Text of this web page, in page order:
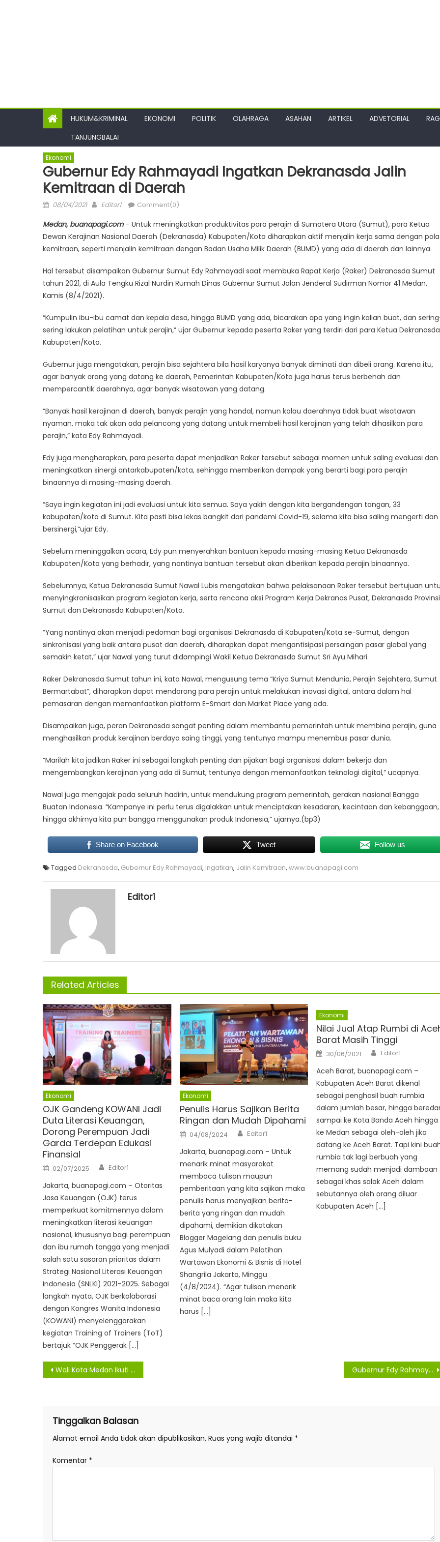
HUKUM&KRIMINAL EKONOMI POLITIK OLAHRAGA ASAHAN ARTIKEL ADVETORIAL
TANJUNGBALAI
Ekonomi
Gubernur Edy Rahmayadi Ingatkan Dekranasda Jalin
Kemitraan di Daerah
Posted
08/04/2021 Author
Editor1 Comment(0)
Medan, buanapagi.com– Untuk meningkatkan produktivitas para perajin di Sumatera Utara (Sumut), para Ketua
Dewan Kerajinan Nasional Daerah (Dekranasda) Kabupaten/Kota diharapkan aktif menjalin kerja sama dengan pola
kemitraan, seperti menjalin kemitraan dengan Badan Usaha Milik Daerah (BUMD) yang ada di daerah dan lainnya.
Hal tersebut disampaikan Gubernur Sumut Edy Rahmayadi saat membuka Rapat Kerja (Raker) Dekranasda Sumut
tahun 2021, di Aula Tengku Rizal Nurdin Rumah Dinas Gubernur Sumut Jalan Jenderal Sudirman Nomor 41 Medan,
Kamis (8/4/2021).
“Kumpulin ibu-ibu camat dan kepala desa, hingga BUMD yang ada, bicarakan apa yang ingin kalian buat, dan
sering lakukan pelatihan untuk perajin,” ujar Gubernur kepada peserta Raker yang terdiri dari para Ketua Dekranasda
Kabupaten/Kota.
Gubernur juga mengatakan, perajin bisa sejahtera bila hasil karyanya banyak diminati dan dibeli orang. Karena itu,
agar banyak orang yang datang ke daerah, Pemerintah Kabupaten/Kota juga harus terus berbenah dan
mempercantik daerahnya, agar banyak wisatawan yang datang.
“Banyak hasil kerajinan di daerah, banyak perajin yang handal, namun kalau daerahnya tidak buat wisatawan
nyaman, maka tak akan ada pelancong yang datang untuk membeli hasil kerajinan yang telah dihasilkan para
perajin,” kata Edy Rahmayadi.
Edy juga mengharapkan, para peserta dapat menjadikan Raker tersebut sebagai momen untuk saling evaluasi dan
meningkatkan sinergi antarkabupaten/kota, sehingga memberikan dampak yang berarti bagi para perajin
binaannya di masing-masing daerah.
“Saya ingin kegiatan ini jadi evaluasi untuk kita semua. Saya yakin dengan kita bergandengan tangan, 33
kabupaten/kota di Sumut. Kita pasti bisa lekas bangkit dari pandemi Covid-19, selama kita bisa saling mengerti dan
bersinergi,”ujar Edy.
Sebelum meninggalkan acara, Edy pun menyerahkan bantuan kepada masing-masing Ketua Dekranasda
Kabupaten/Kota yang berhadir, yang nantinya bantuan tersebut akan diberikan kepada perajin binaannya.
Sebelumnya, Ketua Dekranasda Sumut Nawal Lubis mengatakan bahwa pelaksanaan Raker tersebut bertujuan
menyingkronisasikan program kegiatan kerja, serta rencana aksi Program Kerja Dekranas Pusat, Dekranasda Provinsi
Sumut dan Dekranasda Kabupaten/Kota.
“Yang nantinya akan menjadi pedoman bagi organisasi Dekranasda di Kabupaten/Kota se-Sumut, dengan
sinkronisasi yang baik antara pusat dan daerah, diharapkan dapat mengantisipasi persaingan pasar global yang
semakin ketat,” ujar Nawal yang turut didampingi Wakil Ketua Dekranasda Sumut Sri Ayu Mihari.
Raker Dekranasda Sumut tahun ini, kata Nawal, mengusung tema “Kriya Sumut Mendunia, Perajin Sejahtera, Sumut
Bermartabat”, diharapkan dapat mendorong para perajin untuk melakukan inovasi digital, antara dalam hal
pemasaran dengan memanfaatkan platform E-Smart dan Market Place yang ada.
Disampaikan juga, peran Dekranasda sangat penting dalam membantu pemerintah untuk membina perajin, guna
menghasilkan produk kerajinan berdaya saing tinggi, yang tentunya mampu menembus pasar dunia.
“Marilah kita jadikan Raker ini sebagai langkah penting dan pijakan bagi organisasi dalam bekerja dan
mengembangkan kerajinan yang ada di Sumut, tentunya dengan memanfaatkan teknologi digital,” ucapnya.
Nawal juga mengajak pada seluruh hadirin, untuk mendukung program pemerintah, gerakan nasional Bangga
Buatan Indonesia. “Kampanye ini perlu terus digalakkan untuk menciptakan kesadaran, kecintaan dan kebanggaan,
hingga akhirnya kita pun bangga menggunakan produk Indonesia,” ujarnya.(bp3)
Share on Facebook Tweet Follow us
Tagged Dekranasda, Gubernur Edy Rahmayadi, Ingatkan, Jalin Kemitraan, www.buanapagi.com
Editor1
Related Articles
Ekonomi
OJK Gandeng KOWANI Jadi
Duta Literasi Keuangan,
Dorong Perempuan Jadi
Garda Terdepan Edukasi
Finansial
Posted
on
02/07/2025 Author
Editor1
Jakarta, buanapagi.com – Otoritas
Jasa Keuangan (OJK) terus
memperkuat komitmennya dalam
meningkatkan literasi keuangan
nasional, khususnya bagi perempuan
dan ibu rumah tangga yang menjadi
salah satu sasaran prioritas dalam
Strategi Nasional Literasi Keuangan
Indonesia (SNLKI) 2021–2025. Sebagai
langkah nyata, OJK berkolaborasi
dengan Kongres Wanita Indonesia
(KOWANI) menyelenggarakan
kegiatan Training of Trainers (ToT)
bertajuk “OJK Penggerak […]
Ekonomi
Penulis Harus Sajikan Berita
Ringan dan Mudah Dipahami
Posted
on
04/08/2024 Author
Editor1
Jakarta, buanapagi.com – Untuk
menarik minat masyarakat
membaca tulisan maupun
pemberitaan yang kita sajikan maka
penulis harus menyajikan berita-
berita yang ringan dan mudah
dipahami, demikian dikatakan
Blogger Magelang dan penulis buku
Agus Mulyadi dalam Pelatihan
Wartawan Ekonomi & Bisnis di Hotel
Shangrila Jakarta, Minggu
(4/8/2024). “Agar tulisan menarik
minat baca orang lain maka kita
harus […]
Ekonomi
Nilai Jual Atap Rumbi di
Barat Masih Tinggi
Posted
on
30/06/2021 Author
Editor1
Aceh Barat, buanapagi.com –
Kabupaten Aceh Barat dikenal
sebagai penghasil buah rumbia
dalam jumlah besar, hingga
sampai ke Kota Banda Aceh hingga
ke Medan sebagai oleh-oleh jika
datang ke Aceh Barat. Tapi kini
rumbia tak lagi berbuah yang
memang sudah menjadi dambaan
sebagai khas salak Aceh dalam
sebutannya oleh orang diluar
Kabupaten Aceh […]
Navigasi
Wali Kota Medan Ikuti Musrenbang Provinsi Sumut Gubernur Edy Rahmayadi Minta Kabupaten/Kota Fokus ke Pembangunan Potensial
Tinggalkan Balasan
Alamat email Anda tidak akan dipublikasikan. Ruas yang wajib ditandai *
Komentar *